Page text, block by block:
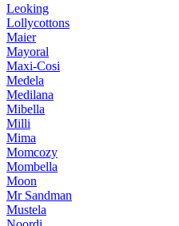
Leoking
Lollycottons
Maier
Mayoral
Maxi-Cosi
Medela
Medilana
Mibella
Milli
Mima
Momcozy
Mombella
Moon
Mr Sandman
Mustela